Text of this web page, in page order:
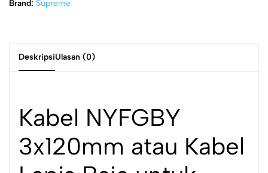
Brand: Supreme
DeskripsiUlasan (0)
Kabel NYFGBY
3x120mm atau Kabel